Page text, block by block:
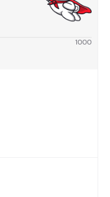
1000